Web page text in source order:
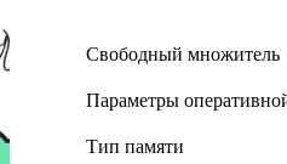
Свободный множитель
Параметры
Тип памяти